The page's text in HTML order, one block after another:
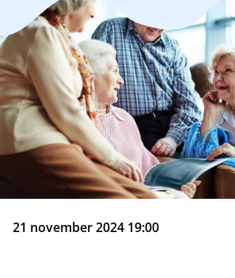
21 november 2024 19:00